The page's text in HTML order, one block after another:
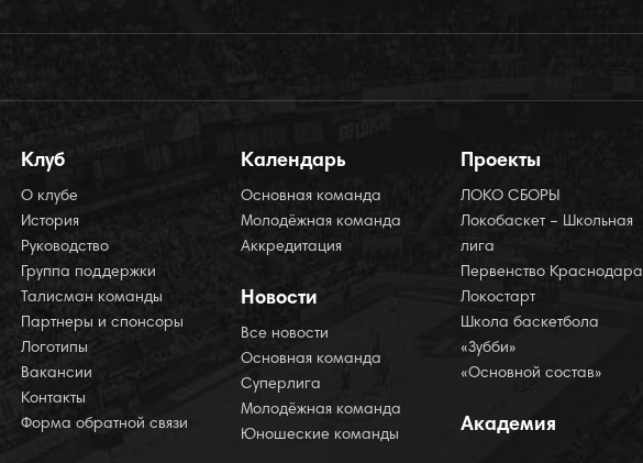
Клуб
О клубе
История
Руководство
Группа поддержки
Талисман команды
Партнеры и спонсоры
Логотипы
Вакансии
Контакты
Форма обратной связи
Календарь
Основная команда
Молодёжная команда
Аккредитация
Новости
Все новости
Основная команда
Суперлига
Молодёжная команда
Юношеские команды
Проекты
ЛОКО СБОРЫ
Локобаскет – Школьная
лига
Первенство Краснодара
Локостарт
Школа баскетбола
«Зубби»
«Основной состав»
Академия